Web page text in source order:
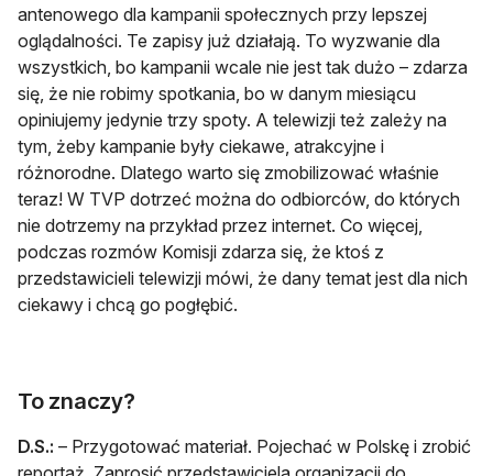
antenowego dla kampanii społecznych przy lepszej
oglądalności. Te zapisy już działają. To wyzwanie dla
wszystkich, bo kampanii wcale nie jest tak dużo – zdarza
się, że nie robimy spotkania, bo w danym miesiącu
opiniujemy jedynie trzy spoty. A telewizji też zależy na
tym, żeby kampanie były ciekawe, atrakcyjne i
różnorodne. Dlatego warto się zmobilizować właśnie
teraz! W TVP dotrzeć można do odbiorców, do których
nie dotrzemy na przykład przez internet. Co więcej,
podczas rozmów Komisji zdarza się, że ktoś z
przedstawicieli telewizji mówi, że dany temat jest dla nich
ciekawy i chcą go pogłębić.
To znaczy?
D.S.: – Przygotować materiał. Pojechać w Polskę i zrobić